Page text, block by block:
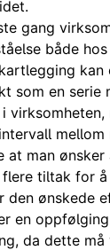
gang
både
som en
mellom
at man
tiltak for
den ønskede
en
da dette